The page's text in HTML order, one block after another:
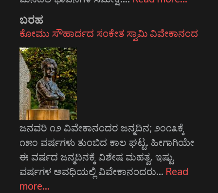
ಬರಹ
ಕೋಮು ಸೌಹಾರ್ದದ ಸಂಕೇತ ಸ್ವಾಮಿ ವಿವೇಕಾನಂದ
ಜನವರಿ ೧೨ ವಿವೇಕಾನಂದರ ಜನ್ಮದಿನ; ೨೦೧೩ಕ್ಕೆ
೧೫೦ ವರ್ಷಗಳು ತುಂಬಿದ ಕಾಲ ಘಟ್ಟ. ಹೀಗಾಗಿಯೇ
ಈ ವರ್ಷದ ಜನ್ಮದಿನಕ್ಕೆ ವಿಶೇಷ ಮಹತ್ವ. ಇಷ್ಟು
ವರ್ಷಗಳ ಅವಧಿಯಲ್ಲಿ ವಿವೇಕಾನಂದರು… Read
more…